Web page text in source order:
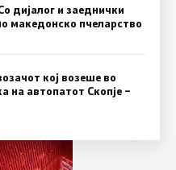
дијалог и заеднички
македонско пчеларство
кој возеше во
на автопатот Скопје –